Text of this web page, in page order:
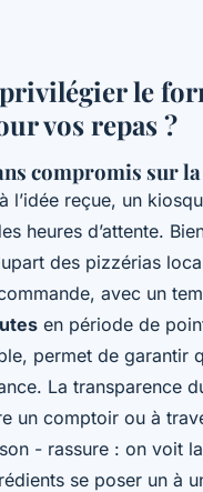
le
vos repas ?
compromis sur
l’idée reçue, un
heures d’attente.
des pizzérias
avec un
en période de
permet de garantir
La transparence
un comptoir ou à
- rassure : on voit
se poser un à